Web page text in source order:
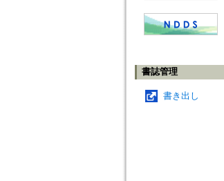
書誌管理
書き出し